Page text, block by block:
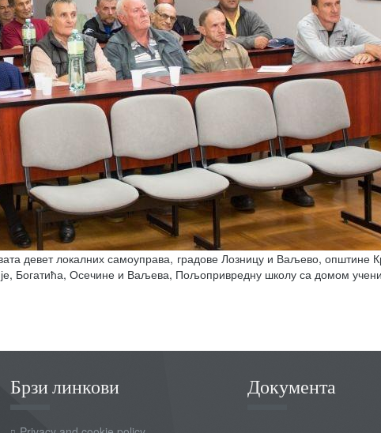
девет локалних самоуправа, градове Лозницу и Ваљево,
Богатића, Осечине и Ваљева, Пољопривредну школу са домом
Брзи линкови Документа